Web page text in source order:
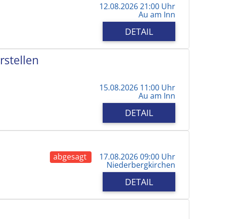
12.08.2026 21:00 Uhr
Au am Inn
DETAIL
15.08.2026 11:00 Uhr
Au am Inn
DETAIL
abgesagt 17.08.2026 09:00 Uhr
Niederbergkirchen
DETAIL